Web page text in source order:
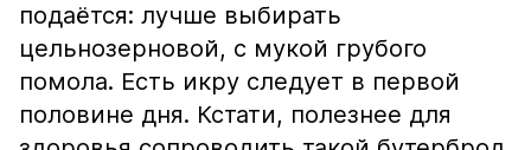
подаётся: лучше выбирать
цельнозерновой, с мукой грубого
помола. Есть икру следует в первой
половине дня. Кстати, полезнее для